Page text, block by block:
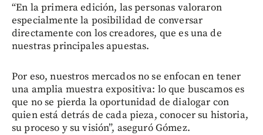
“En la primera edición, las personas valoraron
especialmente la posibilidad de conversar
directamente con los creadores, que es una de
nuestras principales apuestas.
Por eso, nuestros mercados no se enfocan en tener
una amplia muestra expositiva: lo que buscamos es
que no se pierda la oportunidad de dialogar con
quien está detrás de cada pieza, conocer su historia,
su proceso y su visión”, aseguró Gómez.